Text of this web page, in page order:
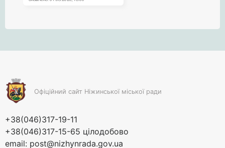
Офіційний сайт Ніжинської міської ради
+38(046)317-19-11
+38(046)317-15-65 цілодобово
email: post@nizhynrada.gov.ua